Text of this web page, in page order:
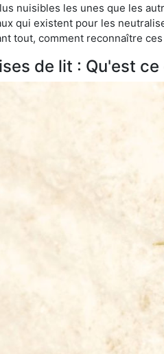
nuisibles les unes que les
qui existent pour les
tout, comment reconnaître
de lit : Qu'est